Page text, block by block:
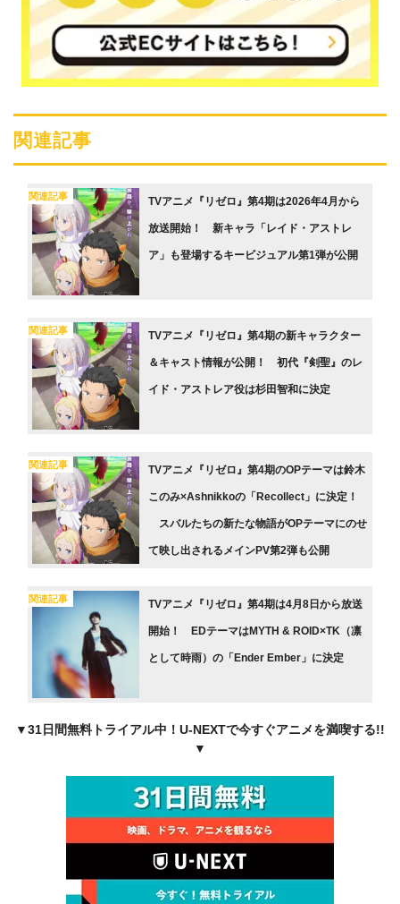
関連記事
関連記事 TVアニメ『リゼロ』第4期は2026年4月から
放送開始！ 新キャラ「レイド・アストレ
ア」も登場するキービジュアル第1弾が公開
関連記事 TVアニメ『リゼロ』第4期の新キャラクター
＆キャスト情報が公開！ 初代『剣聖』のレ
イド・アストレア役は杉田智和に決定
関連記事 TVアニメ『リゼロ』第4期のOPテーマは鈴木
このみ×Ashnikkoの「Recollect」に決定！
スバルたちの新たな物語がOPテーマにのせ
て映し出されるメインPV第2弾も公開
関連記事 TVアニメ『リゼロ』第4期は4月8日から放送
開始！ EDテーマはMYTH & ROID×TK（凛
として時⾬）の「Ender Ember」に決定
▼31日間無料トライアル中！U-NEXTで今すぐアニメを満喫する!!
▼